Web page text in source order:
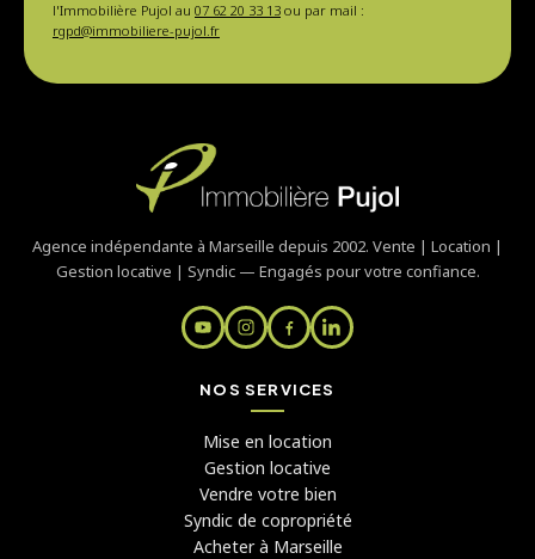
l'Immobilière Pujol au 07 62 20 33 13 ou par mail :
rgpd@immobiliere-pujol.fr
Agence indépendante à Marseille depuis 2002. Vente | Location |
Gestion locative | Syndic — Engagés pour votre confiance.
NOS SERVICES
Mise en location
Gestion locative
Vendre votre bien
Syndic de copropriété
Acheter à Marseille